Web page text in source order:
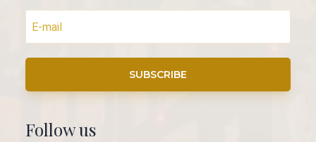
SUBSCRIBE
Follow us